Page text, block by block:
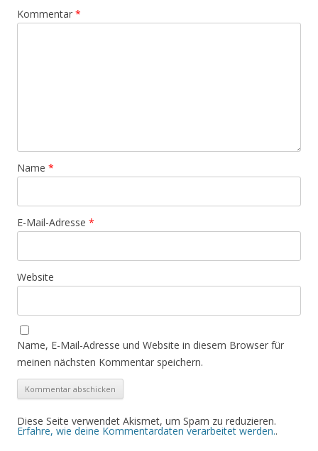
Kommentar *
Name *
E-Mail-Adresse *
Website
Name, E-Mail-Adresse und Website in diesem Browser für
meinen nächsten Kommentar speichern.
Diese Seite verwendet Akismet, um Spam zu reduzieren.
Erfahre, wie deine Kommentardaten verarbeitet werden..